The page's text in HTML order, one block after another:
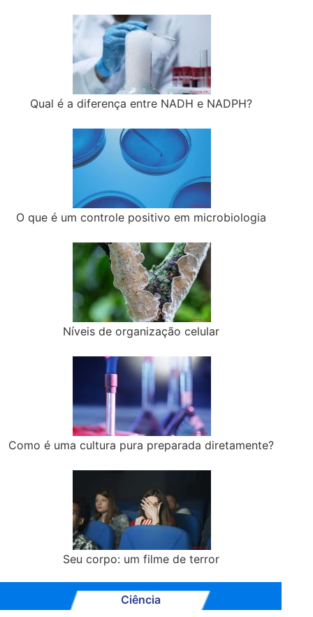
Qual é a diferença entre NADH e NADPH?
O que é um controle positivo em microbiologia
Níveis de organização celular
Como é uma cultura pura preparada diretamente?
Seu corpo: um filme de terror
Ciência